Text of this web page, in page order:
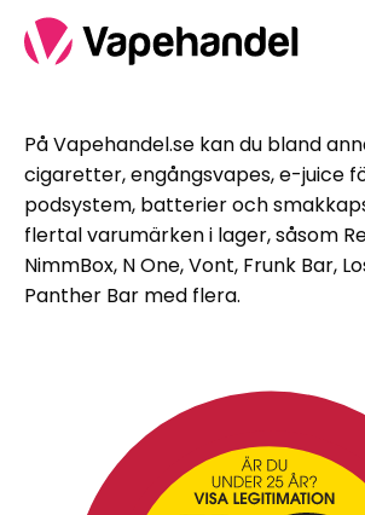
På Vapehandel.se kan du bland
cigaretter, engångsvapes, e-juice
podsystem, batterier och
flertal varumärken i lager, såsom
NimmBox, N One, Vont, Frunk Bar,
Panther Bar med flera.